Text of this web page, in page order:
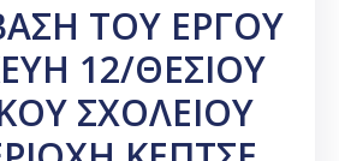
ΤΟΥ ΕΡΓΟΥ
12/ΘΕΣΙΟΥ
ΣΧΟΛΕΙΟΥ